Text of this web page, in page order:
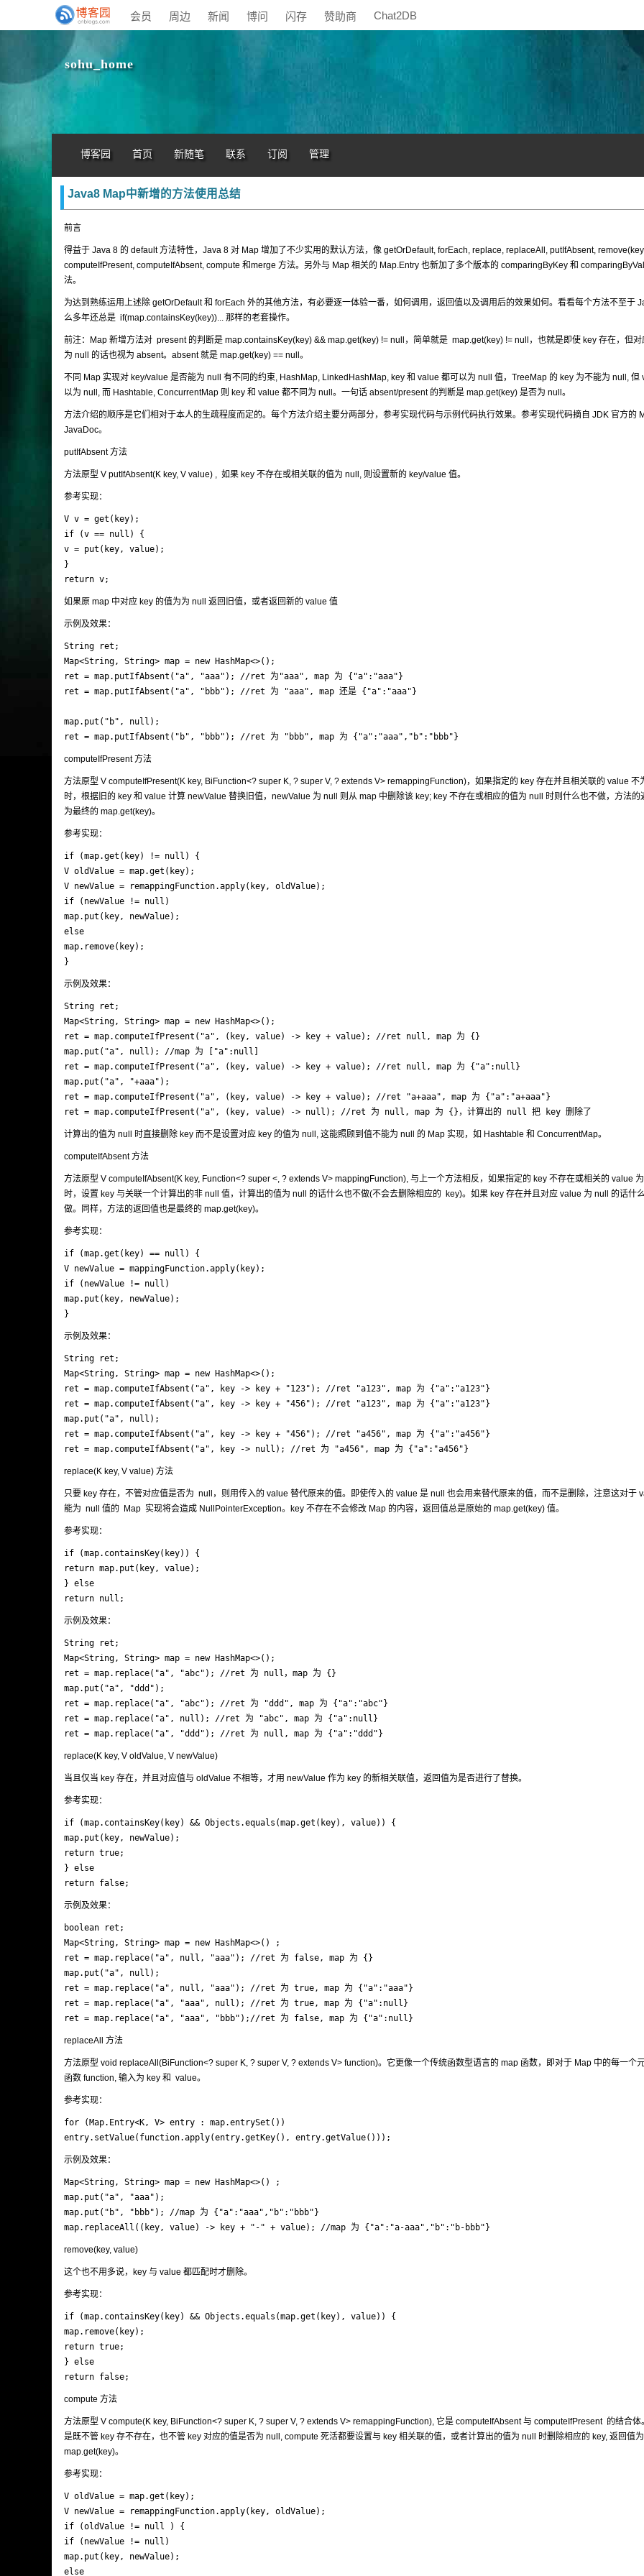
会员 周边 新闻 博问 闪存 赞助商 Chat2DB
sohu_home
博客园 首页 新随笔 联系 订阅 管理
Java8 Map中新增的方法使用总结
前言
得益于 Java 8 的 default 方法特性，Java 8 对 Map 增加了不少实用的默认方法，像 getOrDefault, forEach, replace, replaceAll, putIfAbsent,
computeIfPresent, computeIfAbsent, compute 和merge 方法。另外与 Map 相关的 Map.Entry 也新加了多个版本的 comparingByKey 和
法。
为达到熟练运用上述除 getOrDefault 和 forEach 外的其他方法，有必要逐一体验一番，如何调用，返回值以及调用后的效果如何。看看每个方法不至于
么多年还总是 if(map.containsKey(key))... 那样的老套操作。
前注：Map 新增方法对 present 的判断是 map.containsKey(key) && map.get(key) != null，简单就是 map.get(key) != null，也就是即使 key 存在，但对
为 null 的话也视为 absent。absent 就是 map.get(key) == null。
不同 Map 实现对 key/value 是否能为 null 有不同的约束, HashMap, LinkedHashMap, key 和 value 都可以为 null 值，TreeMap 的 key 为不能为 null, 但
以为 null, 而 Hashtable, ConcurrentMap 则 key 和 value 都不同为 null。一句话 absent/present 的判断是 map.get(key) 是否为 null。
方法介绍的顺序是它们相对于本人的生疏程度而定的。每个方法介绍主要分两部分，参考实现代码与示例代码执行效果。参考实现代码摘自 JDK 官方的
JavaDoc。
putIfAbsent 方法
方法原型 V putIfAbsent(K key, V value) , 如果 key 不存在或相关联的值为 null, 则设置新的 key/value 值。
参考实现：
V v = get(key);
if (v == null) {
v = put(key, value);
}
return v;
如果原 map 中对应 key 的值为为 null 返回旧值，或者返回新的 value 值
示例及效果：
String ret;
Map<String, String> map = new HashMap<>();
ret = map.putIfAbsent("a", "aaa"); //ret 为"aaa", map 为 {"a":"aaa"}
ret = map.putIfAbsent("a", "bbb"); //ret 为 "aaa", map 还是 {"a":"aaa"}
map.put("b", null);
ret = map.putIfAbsent("b", "bbb"); //ret 为 "bbb", map 为 {"a":"aaa","b":"bbb"}
computeIfPresent 方法
方法原型 V computeIfPresent(K key, BiFunction<? super K, ? super V, ? extends V> remappingFunction)，如果指定的 key 存在并且相关联的 value 不
时，根据旧的 key 和 value 计算 newValue 替换旧值，newValue 为 null 则从 map 中删除该 key; key 不存在或相应的值为 null 时则什么也不做，方法的
为最终的 map.get(key)。
参考实现：
if (map.get(key) != null) {
V oldValue = map.get(key);
V newValue = remappingFunction.apply(key, oldValue);
if (newValue != null)
map.put(key, newValue);
else
map.remove(key);
}
示例及效果：
String ret;
Map<String, String> map = new HashMap<>();
ret = map.computeIfPresent("a", (key, value) -> key + value); //ret null, map 为 {}
map.put("a", null); //map 为 ["a":null]
ret = map.computeIfPresent("a", (key, value) -> key + value); //ret null, map 为 {"a":null}
map.put("a", "+aaa");
ret = map.computeIfPresent("a", (key, value) -> key + value); //ret "a+aaa", map 为 {"a":"a+aaa"}
ret = map.computeIfPresent("a", (key, value) -> null); //ret 为 null, map 为 {}，计算出的 null 把 key 删除了
计算出的值为 null 时直接删除 key 而不是设置对应 key 的值为 null, 这能照顾到值不能为 null 的 Map 实现，如 Hashtable 和 ConcurrentMap。
computeIfAbsent 方法
方法原型 V computeIfAbsent(K key, Function<? super <, ? extends V> mappingFunction), 与上一个方法相反，如果指定的 key 不存在或相关的 value 为
时，设置 key 与关联一个计算出的非 null 值，计算出的值为 null 的话什么也不做(不会去删除相应的 key)。如果 key 存在并且对应 value 为 null 的话什
做。同样，方法的返回值也是最终的 map.get(key)。
参考实现：
if (map.get(key) == null) {
V newValue = mappingFunction.apply(key);
if (newValue != null)
map.put(key, newValue);
}
示例及效果：
String ret;
Map<String, String> map = new HashMap<>();
ret = map.computeIfAbsent("a", key -> key + "123"); //ret "a123", map 为 {"a":"a123"}
ret = map.computeIfAbsent("a", key -> key + "456"); //ret "a123", map 为 {"a":"a123"}
map.put("a", null);
ret = map.computeIfAbsent("a", key -> key + "456"); //ret "a456", map 为 {"a":"a456"}
ret = map.computeIfAbsent("a", key -> null); //ret 为 "a456", map 为 {"a":"a456"}
replace(K key, V value) 方法
只要 key 存在，不管对应值是否为 null，则用传入的 value 替代原来的值。即使传入的 value 是 null 也会用来替代原来的值，而不是删除，注意这对于
能为 null 值的 Map 实现将会造成 NullPointerException。key 不存在不会修改 Map 的内容，返回值总是原始的 map.get(key) 值。
参考实现：
if (map.containsKey(key)) {
return map.put(key, value);
} else
return null;
示例及效果：
String ret;
Map<String, String> map = new HashMap<>();
ret = map.replace("a", "abc"); //ret 为 null，map 为 {}
map.put("a", "ddd");
ret = map.replace("a", "abc"); //ret 为 "ddd", map 为 {"a":"abc"}
ret = map.replace("a", null); //ret 为 "abc", map 为 {"a":null}
ret = map.replace("a", "ddd"); //ret 为 null, map 为 {"a":"ddd"}
replace(K key, V oldValue, V newValue)
当且仅当 key 存在，并且对应值与 oldValue 不相等，才用 newValue 作为 key 的新相关联值，返回值为是否进行了替换。
参考实现：
if (map.containsKey(key) && Objects.equals(map.get(key), value)) {
map.put(key, newValue);
return true;
} else
return false;
示例及效果：
boolean ret;
Map<String, String> map = new HashMap<>() ;
ret = map.replace("a", null, "aaa"); //ret 为 false, map 为 {}
map.put("a", null);
ret = map.replace("a", null, "aaa"); //ret 为 true, map 为 {"a":"aaa"}
ret = map.replace("a", "aaa", null); //ret 为 true, map 为 {"a":null}
ret = map.replace("a", "aaa", "bbb");//ret 为 false, map 为 {"a":null}
replaceAll 方法
方法原型 void replaceAll(BiFunction<? super K, ? super V, ? extends V> function)。它更像一个传统函数型语言的 map 函数，即对于 Map 中的每一个
函数 function, 输入为 key 和 value。
参考实现：
for (Map.Entry<K, V> entry : map.entrySet())
entry.setValue(function.apply(entry.getKey(), entry.getValue()));
示例及效果：
Map<String, String> map = new HashMap<>() ;
map.put("a", "aaa");
map.put("b", "bbb"); //map 为 {"a":"aaa","b":"bbb"}
map.replaceAll((key, value) -> key + "-" + value); //map 为 {"a":"a-aaa","b":"b-bbb"}
remove(key, value)
这个也不用多说，key 与 value 都匹配时才删除。
参考实现：
if (map.containsKey(key) && Objects.equals(map.get(key), value)) {
map.remove(key);
return true;
} else
return false;
compute 方法
方法原型 V compute(K key, BiFunction<? super K, ? super V, ? extends V> remappingFunction), 它是 computeIfAbsent 与 computeIfPresent 的结合体
是既不管 key 存不存在，也不管 key 对应的值是否为 null, compute 死活都要设置与 key 相关联的值，或者计算出的值为 null 时删除相应的 key, 返回值
map.get(key)。
参考实现：
V oldValue = map.get(key);
V newValue = remappingFunction.apply(key, oldValue);
if (oldValue != null ) {
if (newValue != null)
map.put(key, newValue);
else